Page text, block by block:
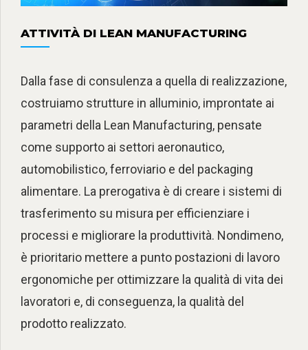
ATTIVITÀ DI LEAN MANUFACTURING
Dalla fase di consulenza a quella di realizzazione,
costruiamo strutture in alluminio, improntate ai
parametri della Lean Manufacturing, pensate
come supporto ai settori aeronautico,
automobilistico, ferroviario e del packaging
alimentare. La prerogativa è di creare i sistemi di
trasferimento su misura per efficienziare i
processi e migliorare la produttività. Nondimeno,
è prioritario mettere a punto postazioni di lavoro
ergonomiche per ottimizzare la qualità di vita dei
lavoratori e, di conseguenza, la qualità del
prodotto realizzato.